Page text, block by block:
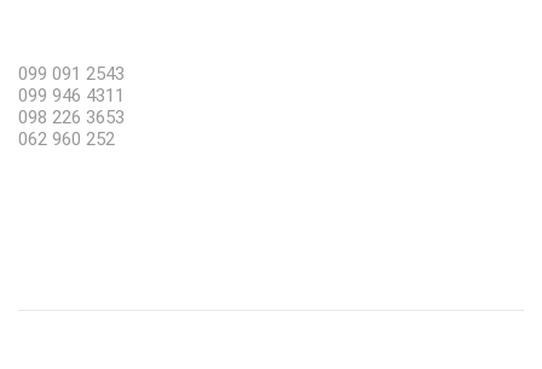
099 091 2543
099 946 4311
098 226 3653
062 960 252